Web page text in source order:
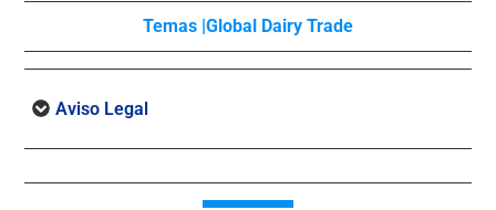
Temas |Global Dairy Trade
Aviso Legal